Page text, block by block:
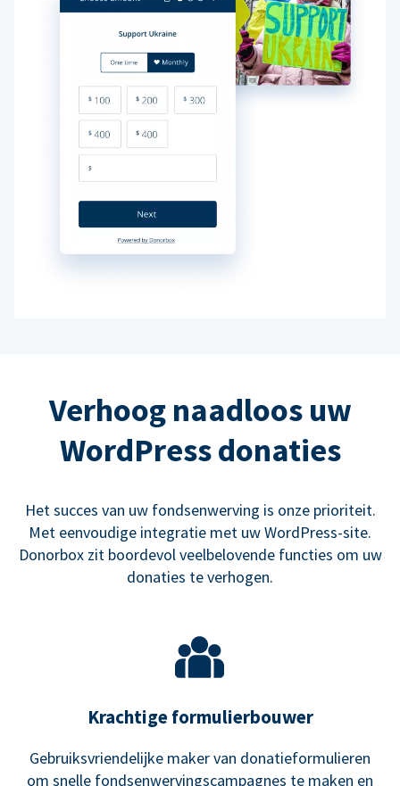
Verhoog naadloos uw
WordPress donaties
Het succes van uw fondsenwerving is onze prioriteit.
Met eenvoudige integratie met uw WordPress-site.
Donorbox zit boordevol veelbelovende functies om uw
donaties te verhogen.
Krachtige formulierbouwer
Gebruiksvriendelijke maker van donatieformulieren
om snelle fondsenwervingscampagnes te maken en